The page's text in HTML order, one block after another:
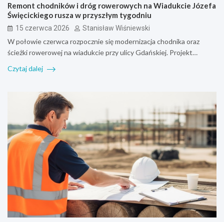
Remont chodników i dróg rowerowych na Wiadukcie Józefa
Święcickiego rusza w przyszłym tygodniu
15 czerwca 2026 Stanisław Wiśniewski
W połowie czerwca rozpocznie się modernizacja chodnika oraz
ścieżki rowerowej na wiadukcie przy ulicy Gdańskiej. Projekt…
Czytaj dalej